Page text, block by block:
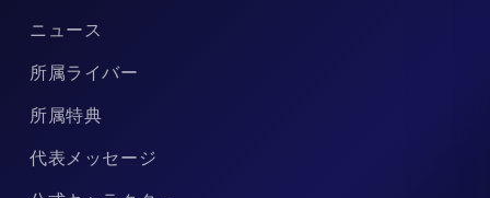
ニュース
所属ライバー
所属特典
代表メッセージ